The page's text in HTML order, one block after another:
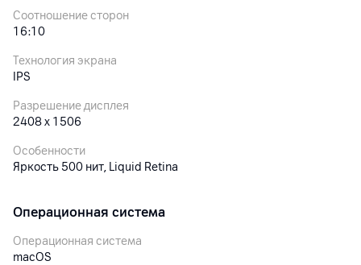
Соотношение сторон
16:10
Технология экрана
IPS
Разрешение дисплея
2408 х 1506
Особенности
Яркость 500 нит, Liquid Retina
Операционная система
Операционная система
macOS